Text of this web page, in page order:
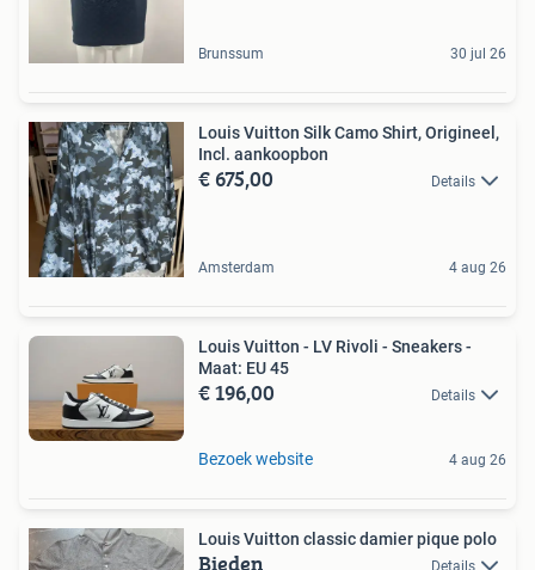
Brunssum 30 jul 26
Louis Vuitton Silk Camo Shirt, Origineel,
Incl. aankoopbon
€ 675,00 Details
Amsterdam 4 aug 26
Louis Vuitton - LV Rivoli - Sneakers -
Maat: EU 45
€ 196,00 Details
Bezoek website 4 aug 26
Louis Vuitton classic damier pique polo
Bieden Details